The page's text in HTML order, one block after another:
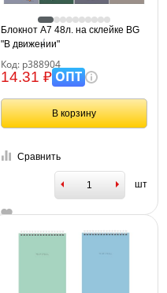
Блокнот А7 48л. на склейке BG
"В движении"
Код: р388904
14.31 ₽ОПТ
В корзину
Сравнить
шт